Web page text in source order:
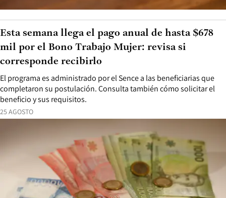
25 AGOSTO
El programa es administrado por el Sence a las beneficiarias que
completaron su postulación. Consulta también cómo solicitar el
beneficio y sus requisitos.
Esta semana llega el pago anual de hasta $678
mil por el Bono Trabajo Mujer: revisa si
corresponde recibirlo